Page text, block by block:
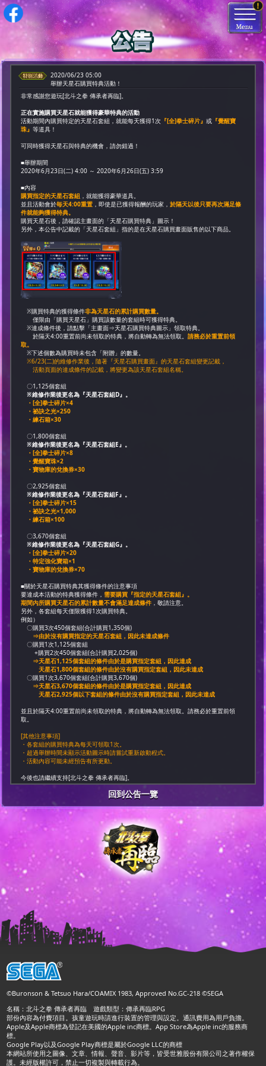
2020/06/23 05:00
舉辦天星石購買特典活動！
非常感謝您遊玩[北斗之拳 傳承者再臨]。
正在實施購買天星石就能獲得豪華特典的活動
活動期間內購買特定的天星石套組，就能每天獲得1次 『[全]拳士碎片』或 『覺醒寶
珠』等道具！
可同時獲得天星石與特典的機會，請勿錯過！
■舉辦期間
2020年6月23日(二) 4:00 ～ 2020年6月26日(五) 3:59
■內容
購買指定的天星石套組 ，就能獲得豪華道具。
並且活動會於毎天4:00重置 ，即使是已獲得報酬的玩家，於隔天以後只要再次滿足條
件就能夠獲得特典。
購買天星石後，請確認主畫面的「天星石購買特典」圖示！
另外，本公告中記載的「天星石套組」指的是在天星石購買畫面販售的以下商品。
※購買特典的獲得條件非為天星石的累計購買數量。
僅限由「購買天星石」購買該數量的套組時可獲得特典。
※達成條件後，請點擊「主畫面⇒天星石購買特典圖示」領取特典。
於隔天4:00重置前尚未領取的特典，將自動轉為無法領取。請務必於重置前領
取。
※下述個數為購買時未包含「附贈」的數量。
※6/23(二)的維修作業後，隨著『天星石購買畫面』的天星石套組變更記載，
活動頁面的達成條件的記載，將變更為該天星石套組名稱。
〇1,125個套組
※維修作業後更名為『天星石套組D』。
・[全]拳士碎片×4
・祕訣之光×250
・練石箱×30
〇1,800個套組
※維修作業後更名為『天星石套組E』。
・[全]拳士碎片×8
・覺醒寶珠×2
・寶物庫的兌換券×30
〇2,925個套組
※維修作業後更名為『天星石套組F』。
・[全]拳士碎片×15
・祕訣之光×1,000
・練石箱×100
〇3,670個套組
※維修作業後更名為『天星石套組G』。
・[全]拳士碎片×20
・特定強化寶箱×1
・寶物庫的兌換券×70
■關於天星石購買特典其獲得條件的注意事項
要達成本活動的特典獲得條件，需要購買『指定的天星石套組』。
期間內所購買天星石的累計數量不會滿足達成條件 ，敬請注意。
另外，各套組每天僅限獲得1次購買特典。
例如）
〇購買3次450個套組(合計購買1,350個)
⇒由於沒有購買指定的天星石套組，因此未達成條件
〇購買1次1,125個套組
+購買2次450個套組(合計購買2,025個)
⇒天星石1,125個套組的條件由於是購買指定套組，因此達成
天星石1,800個套組的條件由於沒有購買指定套組，因此未達成
〇購買1次3,670個套組(合計購買3,670個)
⇒天星石3,670個套組的條件由於是購買指定套組，因此達成
天星石2,925個以下套組的條件由於沒有購買指定套組，因此未達成
並且於隔天4:00重置前尚未領取的特典，將自動轉為無法領取。請務必於重置前領
取。
[其他注意事項]
・各套組的購買特典為每天可領取1次。
・超過舉辦時間未顯示活動圖示時請嘗試重新啟動程式。
・活動內容可能未經預告有所更動。
今後也請繼續支持[北斗之拳 傳承者再臨]。
回到公告一覽
©Buronson & Tetsuo Hara/COAMIX 1983, Approved No.GC-218 ©SEGA
名稱：北斗之拳 傳承者再臨 遊戲類型：傳承再臨RPG
部份內容為付費項目。孩童遊玩時請進行裝置的管理與設定。通訊費用為用戶負擔。
Apple及Apple商標為登記在美國的Apple inc商標。App Store為Apple inc的服務商
標。
Google Play以及Google Play商標是屬於Google LLC的商標
本網站所使用之圖像、文章、情報、聲音、影片等，皆受世雅股份有限公司之著作權保
護。未經版權許可，禁止一切複製與轉載行為。